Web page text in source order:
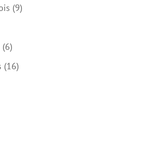
99
66
produits
1616